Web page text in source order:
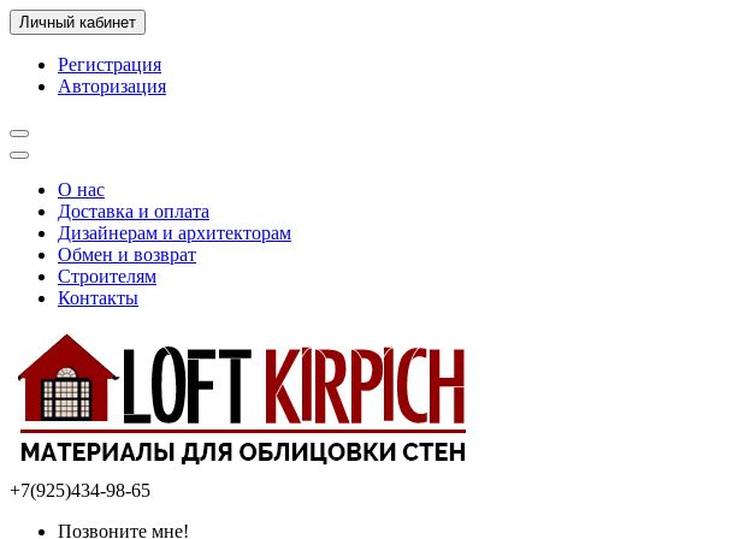
Личный кабинет
Регистрация
Авторизация
О нас
Доставка и оплата
Дизайнерам и архитекторам
Обмен и возврат
Строителям
Контакты
+7(925)434-98-65
Позвоните мне!